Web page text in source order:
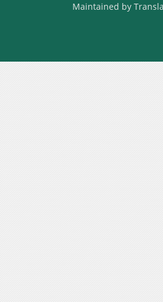
Maintained by